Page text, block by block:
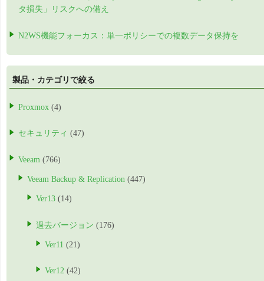
タ損失」リスクへの備え
N2WS機能フォーカス：単一ポリシーでの複数データ保持を
製品・カテゴリで絞る
Proxmox (4)
セキュリティ (47)
Veeam (766)
Veeam Backup & Replication (447)
Ver13 (14)
過去バージョン (176)
Ver11 (21)
Ver12 (42)